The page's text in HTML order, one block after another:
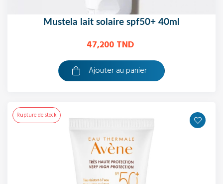
mustela lait solaire spf50+ 40ml
47,200 TND
Ajouter au panier
Rupture de stock